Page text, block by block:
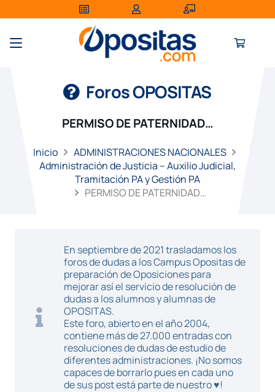
Foros OPOSITAS
PERMISO DE PATERNIDAD…
Inicio
ADMINISTRACIONES NACIONALES
Administración de Justicia – Auxilio Judicial,
Tramitación PA y Gestión PA
PERMISO DE PATERNIDAD…
En septiembre de 2021 trasladamos los
foros de dudas a los Campus Opositas de
preparación de Oposiciones para
mejorar así el servicio de resolución de
dudas a los alumnos y alumnas de
OPOSITAS.
Este foro, abierto en el año 2004,
contiene más de 27.000 entradas con
resoluciones de dudas de estudio de
diferentes administraciones. ¡No somos
capaces de borrarlo pues en cada uno
de sus post está parte de nuestro ♥!